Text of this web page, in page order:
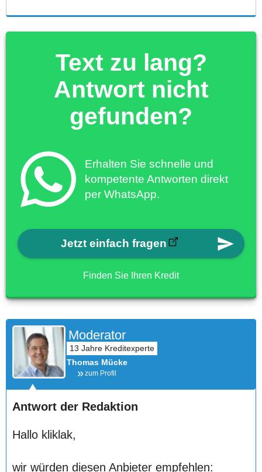
Text zu lang?
Antwort nicht
gefunden?
Erhalten Sie schnelle und
kompetente Antworten direkt
per WhatsApp.
Jetzt einfach fragen
Finden Sie Ihren Kredit
Moderator
Thomas Mücke
zum Profil
Antwort der Redaktion
Hallo kliklak,
wir würden diesen Anbieter empfehlen: